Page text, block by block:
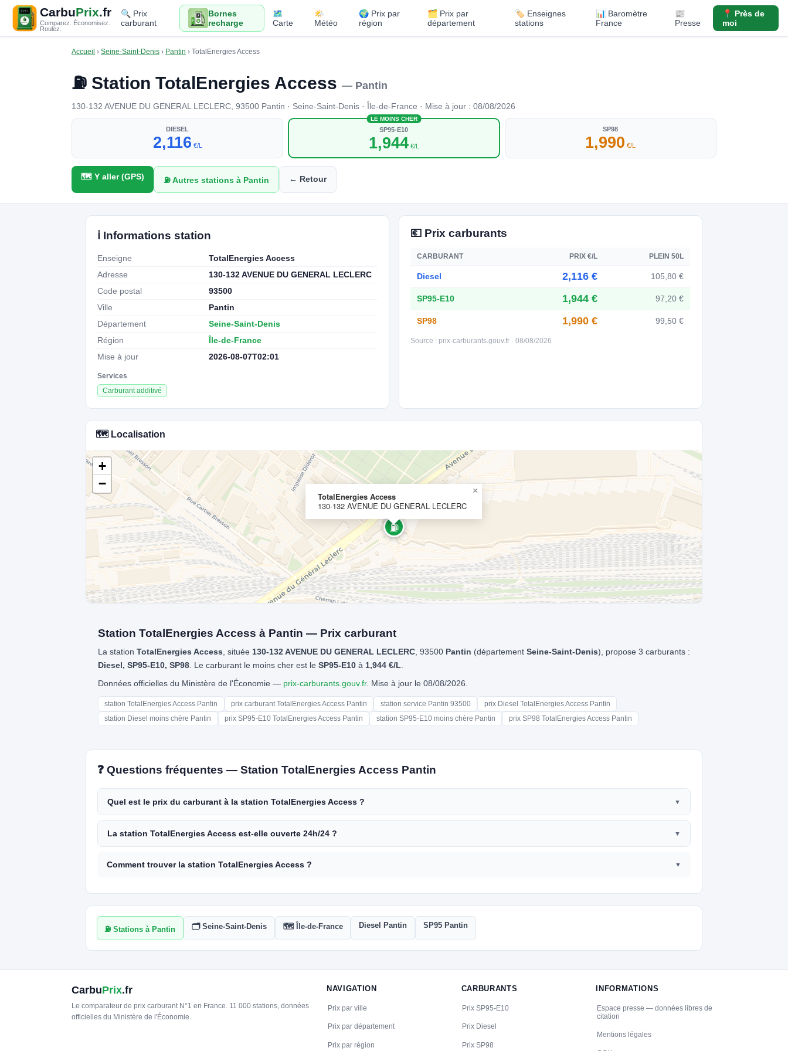
CarbuPrix.fr
Comparez. Économisez.
Roulez.
🔍 Prix
carburant
Bornes
recharge
🗺️
Carte
🌤️
Météo
🌍 Prix par
région
🗂️ Prix par
département
🏷️ Enseignes
stations
📊 Baromètre
France
📰
Presse
📍 Près de
moi
Accueil › Seine-Saint-Denis › Pantin › TotalEnergies Access
⛽ Station TotalEnergies Access — Pantin
130-132 AVENUE DU GENERAL LECLERC, 93500 Pantin · Seine-Saint-Denis · Île-de-France · Mise à jour : 08/08/2026
DIESEL
2,116 €/L
LE MOINS CHER
SP95-E10
1,944€/L
SP98
1,990 €/L
🗺️ Y aller (GPS) ⛽ Autres stations à Pantin ← Retour
ℹ️ Informations station
Enseigne
TotalEnergies Access
Adresse
130-132 AVENUE DU GENERAL LECLERC
Code postal
93500
Ville
Pantin
Département
Seine-Saint-Denis
Région
Île-de-France
Mise à jour
2026-08-07T02:01
Services
Carburant additivé
💶 Prix carburants
CARBURANT PRIX €/L PLEIN 50L
Diesel 2,116 € 105,80 €
SP95-E10 1,944 € 97,20 €
SP98 1,990 € 99,50 €
Source : prix-carburants.gouv.fr · 08/08/2026
🗺️ Localisation
⛽
TotalEnergies Access
130-132 AVENUE DU GENERAL LECLERC
×
+
−
Station TotalEnergies Access à Pantin — Prix carburant
La station TotalEnergies Access, située 130-132 AVENUE DU GENERAL LECLERC, 93500 Pantin (département Seine-Saint-Denis), propose 3 carburants :
Diesel, SP95-E10, SP98. Le carburant le moins cher est le SP95-E10à 1,944 €/L.
Données officielles du Ministère de l'Économie — prix-carburants.gouv.fr. Mise à jour le 08/08/2026.
station TotalEnergies Access Pantin prix carburant TotalEnergies Access Pantin station service Pantin 93500
prix Diesel TotalEnergies Access Pantin
station Diesel moins chère Pantin
prix SP95-E10 TotalEnergies Access Pantin station SP95-E10 moins chère Pantin prix SP98 TotalEnergies Access Pantin
❓ Questions fréquentes — Station TotalEnergies Access Pantin
Quel est le prix du carburant à la station TotalEnergies Access ?
La station TotalEnergies Access est-elle ouverte 24h/24 ?
Comment trouver la station TotalEnergies Access ?
⛽ Stations à Pantin 🗂️ Seine-Saint-Denis 🗺️ Île-de-France Diesel Pantin SP95 Pantin
CarbuPrix.fr
Le comparateur de prix carburant N°1 en France. 11 000 stations, données
officielles du Ministère de l'Économie.
NAVIGATION
Prix par ville
Prix par département
Prix par région
CARBURANTS
Prix SP95-E10
Prix Diesel
Prix SP98
INFORMATIONS
Espace presse — données libres de
citation
Mentions légales